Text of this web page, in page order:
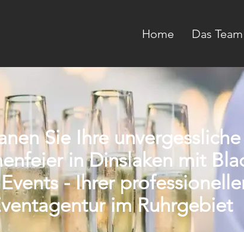
Home Das Team
Sie Ihre unvergessliche
in Dinslaken mit
Events - Ihrer
im Ruhrgebiet